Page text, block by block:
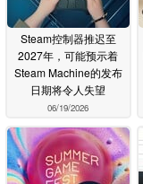
Steam控制器推迟至
2027年，可能预示着
Steam Machine的发布
日期将令人失望
06/19/2026